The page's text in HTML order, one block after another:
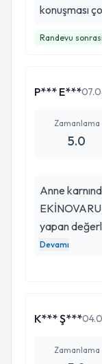
etsin
konuşması
Randevu sonrası
P*** E***
Zamanlama
5.0
Anne
yapan
Prof.Dr.Salih
bebeğimizin
tercih
Devamı
K*** Ş***
Zamanlama